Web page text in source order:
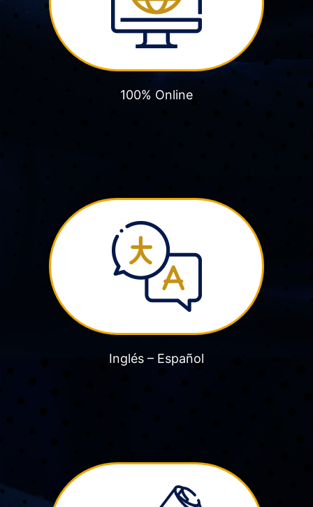
100% Online
Inglés – Español